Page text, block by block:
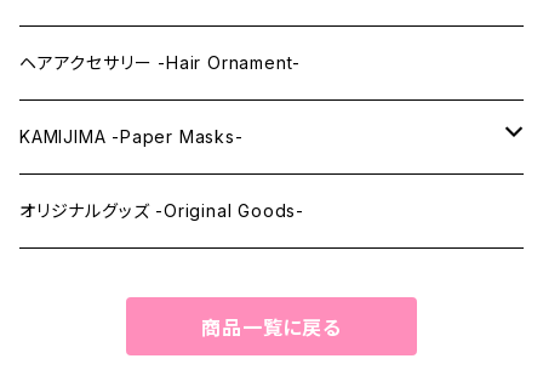
まつ毛 -Eyelash-
上半身タイツ -Upper Body Suits-
カスタム用品 -Custom Tools-
ウィッグメンテナンス -Wig Maintenance-
ヘアアクセサリー -Hair Ornament-
KAMIJIMA -Paper Masks-
ペーパーマスク -Paper Masks-
オリジナルグッズ -Original Goods-
商品一覧に戻る